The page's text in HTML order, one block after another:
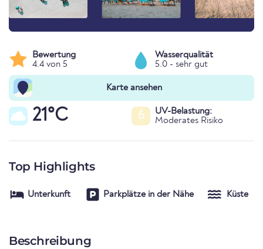
Bewertung
4.4 von 5
Wasserqualität
5.0 - sehr gut
Karte ansehen
21°C 6
UV-Belastung:
Moderates Risiko
Top Highlights
Unterkunft Parkplätze in der Nähe Küste
Beschreibung